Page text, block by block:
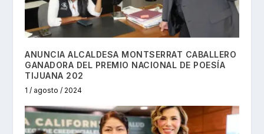
ANUNCIA ALCALDESA MONTSERRAT CABALLERO
GANADORA DEL PREMIO NACIONAL DE POESÍA
TIJUANA 202
1 / agosto / 2024